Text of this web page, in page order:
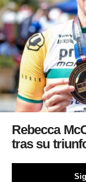
Rebecca
tras su